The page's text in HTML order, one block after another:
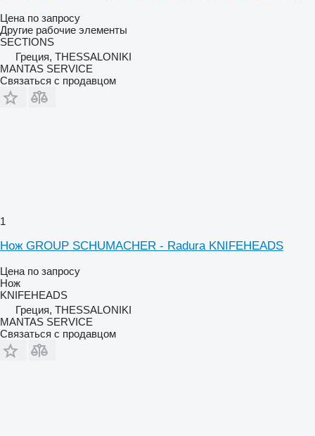
Цена по запросу
Другие рабочие элементы
SECTIONS
Греция, THESSALONIKI
MANTAS SERVICE
Связаться с продавцом
1
Нож GROUP SCHUMACHER - Radura KNIFEHEADS
Цена по запросу
Нож
KNIFEHEADS
Греция, THESSALONIKI
MANTAS SERVICE
Связаться с продавцом